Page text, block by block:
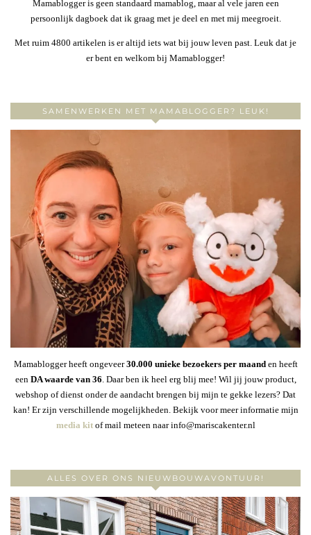
Mamablogger is geen standaard mamablog, maar al vele jaren een
persoonlijk dagboek dat ik graag met je deel en met mij meegroeit.
Met ruim 4800 artikelen is er altijd iets wat bij jouw leven past. Leuk dat je
er bent en welkom bij Mamablogger!
SAMENWERKEN MET MAMABLOGGER? LEUK!
Mamablogger heeft ongeveer30.000 unieke bezoekers per maanden heeft
een DA waarde van 36 . Daar ben ik heel erg blij mee! Wil jij jouw product,
webshop of dienst onder de aandacht brengen bij mijn te gekke lezers? Dat
kan! Er zijn verschillende mogelijkheden. Bekijk voor meer informatie mijn
media kitof mail meteen naar info@mariscakenter.nl
ALLES OVER ONS NIEUWBOUWAVONTUUR!